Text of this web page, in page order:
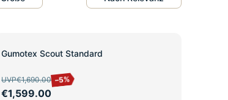
SALE
Gumotex Scout Standard
UVP€1,690.00 –5%
€1,599.00